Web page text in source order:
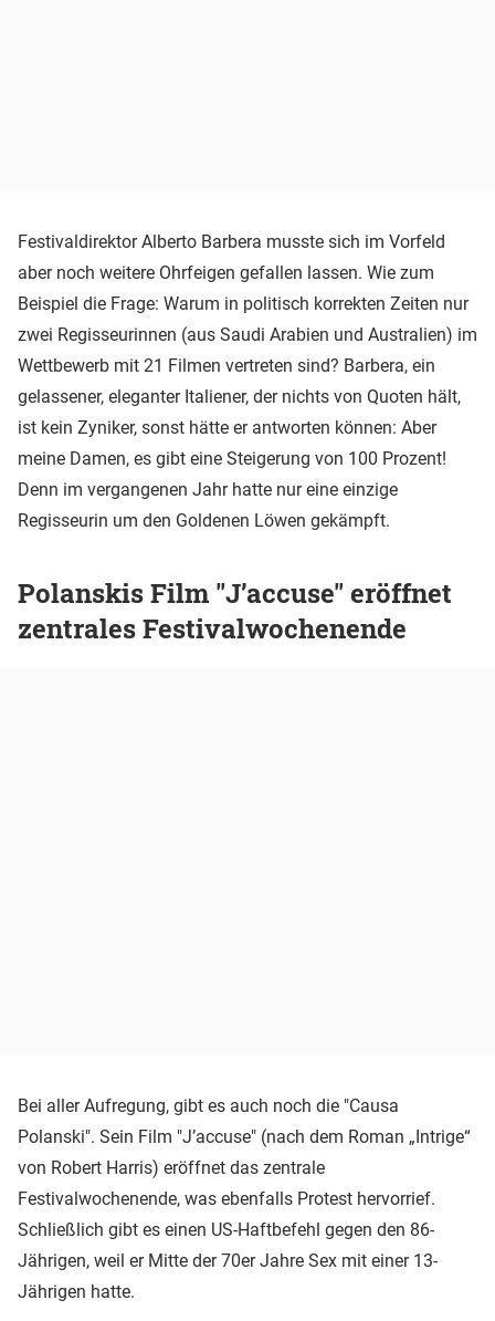
Festivaldirektor Alberto Barbera musste sich im Vorfeld
aber noch weitere Ohrfeigen gefallen lassen. Wie zum
Beispiel die Frage: Warum in politisch korrekten Zeiten nur
zwei Regisseurinnen (aus Saudi Arabien und Australien) im
Wettbewerb mit 21 Filmen vertreten sind? Barbera, ein
gelassener, eleganter Italiener, der nichts von Quoten hält,
ist kein Zyniker, sonst hätte er antworten können: Aber
meine Damen, es gibt eine Steigerung von 100 Prozent!
Denn im vergangenen Jahr hatte nur eine einzige
Regisseurin um den Goldenen Löwen gekämpft.
Polanskis Film "J’accuse" eröffnet
zentrales Festivalwochenende
Bei aller Aufregung, gibt es auch noch die "Causa
Polanski". Sein Film "J’accuse" (nach dem Roman „Intrige“
von Robert Harris) eröffnet das zentrale
Festivalwochenende, was ebenfalls Protest hervorrief.
Schließlich gibt es einen US-Haftbefehl gegen den 86-
Jährigen, weil er Mitte der 70er Jahre Sex mit einer 13-
Jährigen hatte.